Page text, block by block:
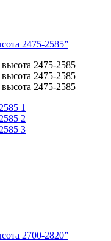
2475-2585”
2700-2820”